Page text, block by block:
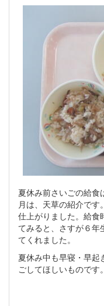
夏休み前さいごの給食
月は、天草の紹介で
仕上がりました。給食
てみると、さすが６年
てくれました。
夏休み中も早寝・早起
ごしてほしいものです。